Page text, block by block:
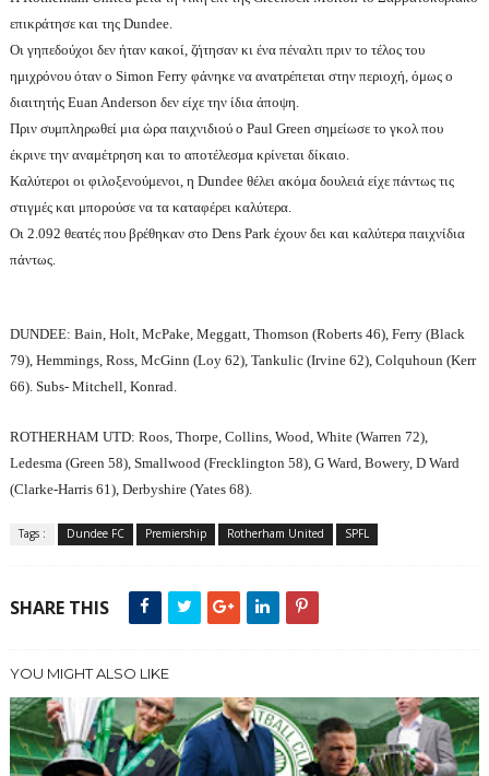
επικράτησε και της Dundee.
Oι γηπεδούχοι δεν ήταν κακοί, ζήτησαν κι ένα πέναλτι πριν το τέλος του
ημιχρόνου όταν ο Simon Ferryφάνηκε να ανατρέπεται στην περιοχή, όμως ο
διαιτητής EuanAndersonδεν είχε την ίδια άποψη.
Πριν συμπληρωθεί μια ώρα παιχνιδιού ο Paul Greenσημείωσε το γκολ που
έκρινε την αναμέτρηση και το αποτέλεσμα κρίνεται δίκαιο.
Καλύτεροι οι φιλοξενούμενοι, η Dundeeθέλει ακόμα δουλειά είχε πάντως τις
στιγμές και μπορούσε να τα καταφέρει καλύτερα.
Οι 2.092 θεατές που βρέθηκαν στο Dens Parkέχουν δει και καλύτερα παιχνίδια
πάντως.
DUNDEE: Bain, Holt, McPake, Meggatt, Thomson (Roberts 46), Ferry (Black
79), Hemmings, Ross, McGinn (Loy 62), Tankulic (Irvine 62), Colquhoun (Kerr
66). Subs- Mitchell, Konrad.
ROTHERHAM UTD: Roos, Thorpe, Collins, Wood, White (Warren 72),
Ledesma (Green 58), Smallwood (Frecklington 58), G Ward, Bowery, D Ward
(Clarke-Harris 61), Derbyshire (Yates 68).
Tags : Dundee FC Premiership Rotherham United SPFL
SHARE THIS
YOU MIGHT ALSO LIKE